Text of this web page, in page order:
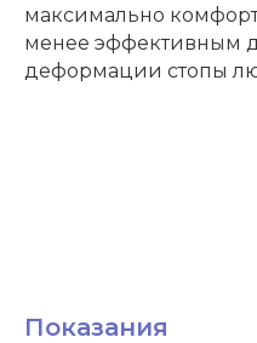
максимально
менее эффективным
деформации стопы
Показания